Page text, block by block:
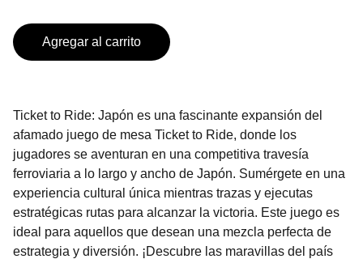
Agregar al carrito
Ticket to Ride: Japón es una fascinante expansión del
afamado juego de mesa Ticket to Ride, donde los
jugadores se aventuran en una competitiva travesía
ferroviaria a lo largo y ancho de Japón. Sumérgete en una
experiencia cultural única mientras trazas y ejecutas
estratégicas rutas para alcanzar la victoria. Este juego es
ideal para aquellos que desean una mezcla perfecta de
estrategia y diversión. ¡Descubre las maravillas del país